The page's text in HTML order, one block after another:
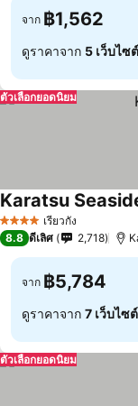
จาก ฿1,562
ดูราคาจาก 5 เว็บไซต์
ตัวเลือกยอดนิยม
4 ดาว เรียวกัง
Karatsu
8.8 ดีเลิศ 2,718
จาก ฿5,784
ดูราคาจาก 7 เว็บไซต์
ตัวเลือกยอดนิยม